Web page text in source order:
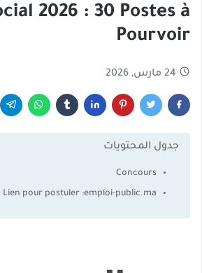
2026 : 30 Postes à
Pourvoir
24 مارس, 2026
جدول المحتويات
Concours
Lien pour postuler :emploi-public.ma